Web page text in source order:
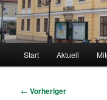
Start Aktuell
Beitragsnavigation
← Vorheriger